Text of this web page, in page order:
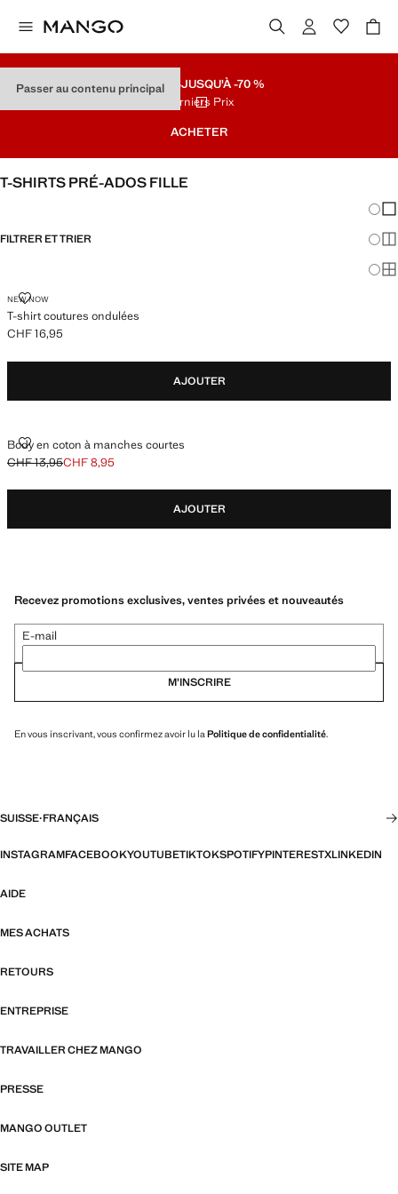
Passer au contenu principal
SOLDESJUSQU'À -70 %
Derniers Prix
ACHETER
T-SHIRTS PRÉ-ADOS FILLE
FILTRER ET TRIER
NEW NOW
T-shirt coutures ondulées
T-SHIRT COUTURES ONDULÉES
Prix actuel [CHF 16,95 ]
CHF 16,95
AJOUTER
Body en coton à manches courtes
BODY EN COTON À MANCHES COURTES
Prix initial barré [CHF 13,95 ]
CHF 13,95
Prix actuel [CHF 8,95 ]
CHF 8,95
AJOUTER
Recevez promotions exclusives, ventes privées et nouveautés
E-mail
M’INSCRIRE
En vous inscrivant, vous confirmez avoir lu la Politique de confidentialité.
SUISSE·FRANÇAIS
INSTAGRAMFACEBOOKYOUTUBETIKTOKSPOTIFYPINTERESTXLINKEDIN
AIDE
MES ACHATS
RETOURS
ENTREPRISE
TRAVAILLER CHEZ MANGO
PRESSE
MANGO OUTLET
SITE MAP